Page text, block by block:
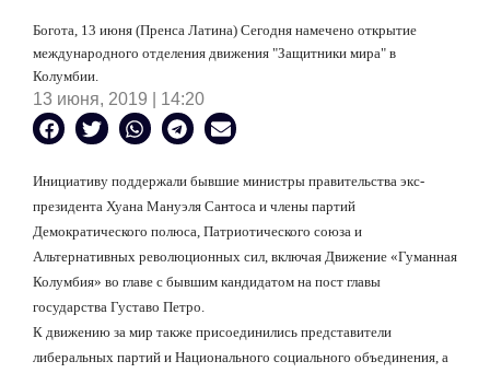
Богота, 13 июня (Пренса Латина) Сегодня намечено открытие
международного отделения движения "Защитники мира" в
Колумбии.
13 июня, 2019 | 14:20
Инициативу поддержали бывшие министры правительства экс-
президента Хуана Мануэля Сантоса и члены партий
Демократического полюса, Патриотического союза и
Альтернативных революционных сил, включая Движение «Гуманная
Колумбия» во главе с бывшим кандидатом на пост главы
государства Густаво Петро.
К движению за мир также присоединились представители
либеральных партий и Национального социального объединения, а